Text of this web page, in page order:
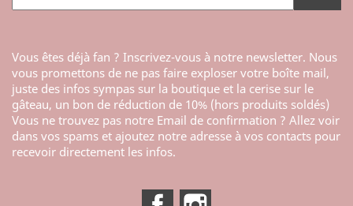
Vous êtes déjà fan ? Inscrivez-vous à notre newsletter. Nous
vous promettons de ne pas faire exploser votre boîte mail,
juste des infos sympas sur la boutique et la cerise sur le
gâteau, un bon de réduction de 10% (hors produits soldés)
Vous ne trouvez pas notre Email de confirmation ? Allez voir
dans vos spams et ajoutez notre adresse à vos contacts pour
recevoir directement les infos.
Facebook